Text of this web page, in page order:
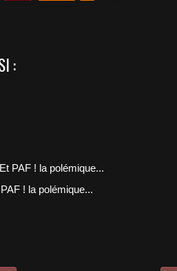
:
! la polémique...